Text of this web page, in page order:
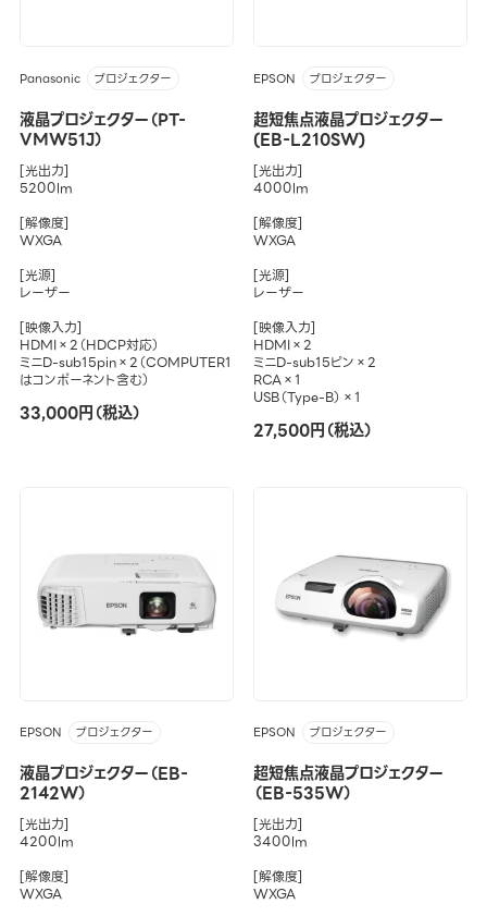
Panasonic プロジェクター
液晶プロジェクター（PT-
VMW51J）
[光出力]
5200lm
[解像度]
WXGA
[光源]
レーザー
[映像入力]
HDMI×2（HDCP対応）
ミニD-sub15pin×2（COMPUTER1
はコンポーネント含む）
33,000円（税込）
EPSON プロジェクター
超短焦点液晶プロジェクター
(EB-L210SW)
[光出力]
4000lm
[解像度]
WXGA
[光源]
レーザー
[映像入力]
HDMI×2
ミニD-sub15ピン×2
RCA×1
USB（Type-B）×1
27,500円（税込）
EPSON プロジェクター
液晶プロジェクター（EB-
2142W）
[光出力]
4200lm
[解像度]
WXGA
EPSON プロジェクター
超短焦点液晶プロジェクター
（EB-535W）
[光出力]
3400lm
[解像度]
WXGA